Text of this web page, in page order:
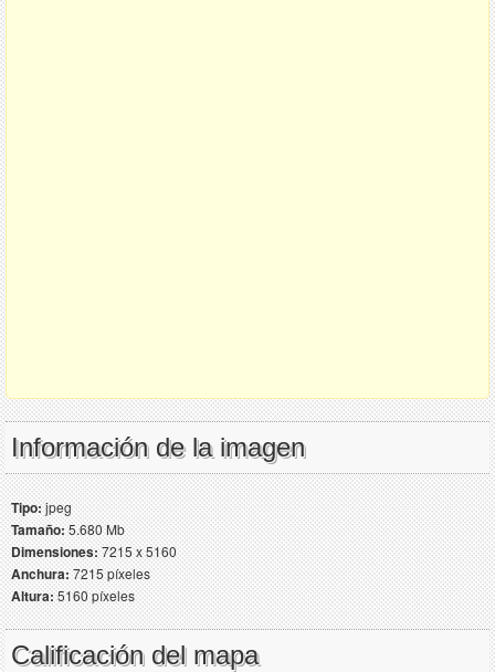
Información de la imagen
Tipo:jpeg
Tamaño:5.680 Mb
Dimensiones:7215 x 5160
Anchura:7215 píxeles
Altura:5160 píxeles
Calificación del mapa